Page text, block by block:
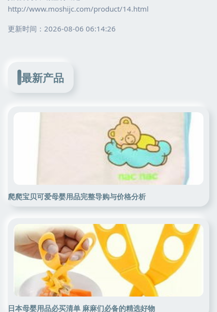
http://www.moshijc.com/product/14.html
更新时间：2026-08-06 06:14:26
最新产品
爬爬宝贝可爱母婴用品完整导购与价格分析
日本母婴用品必买清单 麻麻们必备的精选好物